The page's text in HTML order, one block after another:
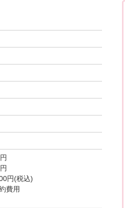
円(税込)
費用